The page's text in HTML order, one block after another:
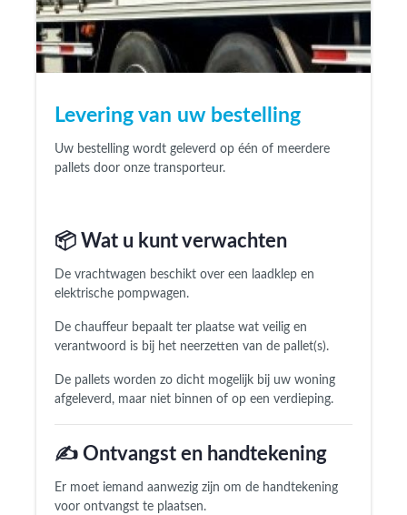
Levering van uw bestelling
Uw bestelling wordt geleverd op één of meerdere
pallets door onze transporteur.
📦 Wat u kunt verwachten
De vrachtwagen beschikt over een laadklep en
elektrische pompwagen.
De chauffeur bepaalt ter plaatse wat veilig en
verantwoord is bij het neerzetten van de pallet(s).
De pallets worden zo dicht mogelijk bij uw woning
afgeleverd, maar niet binnen of op een verdieping.
✍️ Ontvangst en handtekening
Er moet iemand aanwezig zijn om de handtekening
voor ontvangst te plaatsen.